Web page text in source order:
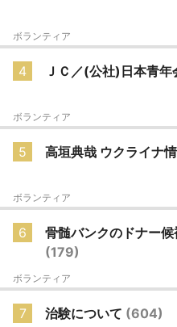
ボランティア
4 ＪＣ／(公社)日本青年
ボランティア
5 高垣典哉 ウクライナ
ボランティア
6
骨髄バンクのドナー
(179)
ボランティア
7 治験について (604)